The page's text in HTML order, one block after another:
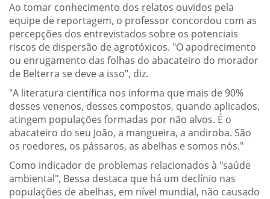
Ao tomar conhecimento dos relatos ouvidos pela
equipe de reportagem, o professor concordou com as
percepções dos entrevistados sobre os potenciais
riscos de dispersão de agrotóxicos. "O apodrecimento
ou enrugamento das folhas do abacateiro do morador
de Belterra se deve a isso", diz.
"A literatura científica nos informa que mais de 90%
desses venenos, desses compostos, quando aplicados,
atingem populações formadas por não alvos. É o
abacateiro do seu João, a mangueira, a andiroba. São
os roedores, os pássaros, as abelhas e somos nós."
Como indicador de problemas relacionados à "saúde
ambiental", Bessa destaca que há um declínio nas
populações de abelhas, em nível mundial, não causado